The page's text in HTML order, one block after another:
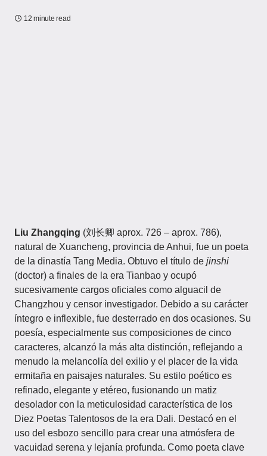
12 minute read
Liu Zhangqing (刘长卿 aprox. 726 – aprox. 786),
natural de Xuancheng, provincia de Anhui, fue un poeta
de la dinastía Tang Media. Obtuvo el título de jinshi
(doctor) a finales de la era Tianbao y ocupó
sucesivamente cargos oficiales como alguacil de
Changzhou y censor investigador. Debido a su carácter
íntegro e inflexible, fue desterrado en dos ocasiones. Su
poesía, especialmente sus composiciones de cinco
caracteres, alcanzó la más alta distinción, reflejando a
menudo la melancolía del exilio y el placer de la vida
ermitaña en paisajes naturales. Su estilo poético es
refinado, elegante y etéreo, fusionando un matiz
desolador con la meticulosidad característica de los
Diez Poetas Talentosos de la era Dali. Destacó en el
uso del esbozo sencillo para crear una atmósfera de
vacuidad serena y lejanía profunda. Como poeta clave